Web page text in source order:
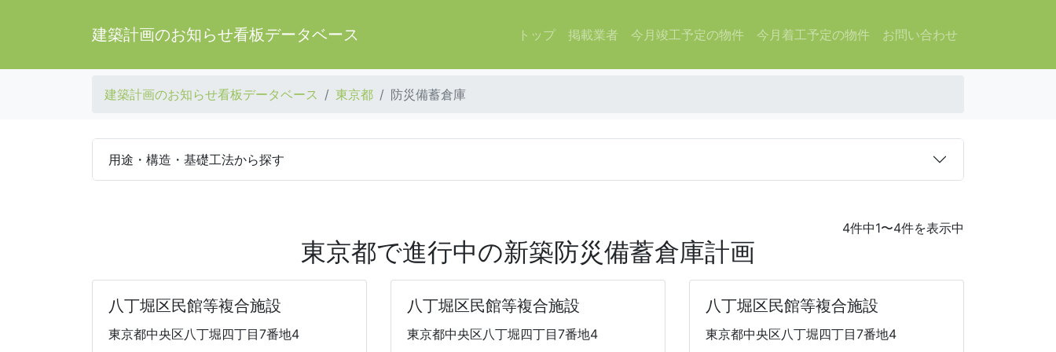
建築計画のお知らせ看板データベース トップ 掲載業者 今月竣工予定の物件 今月着工予定の物件 お問い合わせ
建築計画のお知らせ看板データベース 東京都 防災備蓄倉庫
用途・構造・基礎工法から探す
4件中1〜4件を表示中
東京都で進行中の新築防災備蓄倉庫計画
八丁堀区民館等複合施設
東京都中央区八丁堀四丁目7番地4
八丁堀区民館等複合施設
東京都中央区八丁堀四丁目7番地4
八丁堀区民館等複合施設
東京都中央区八丁堀四丁目7番地4